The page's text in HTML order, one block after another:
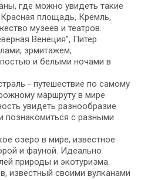
где можно увидеть такие
площадь, Кремль,
музеев и театров.
Венеция", Питер
эрмитажем,
и белыми ночами в
- путешествие по самому
маршруту в мире
увидеть разнообразие
познакомиться с разными
озеро в мире, известное
и фауной. Идеально
природы и экотуризма.
известный своими вулканами